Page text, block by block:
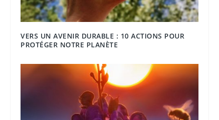
VERS UN AVENIR DURABLE : 10 ACTIONS POUR
PROTÉGER NOTRE PLANÈTE